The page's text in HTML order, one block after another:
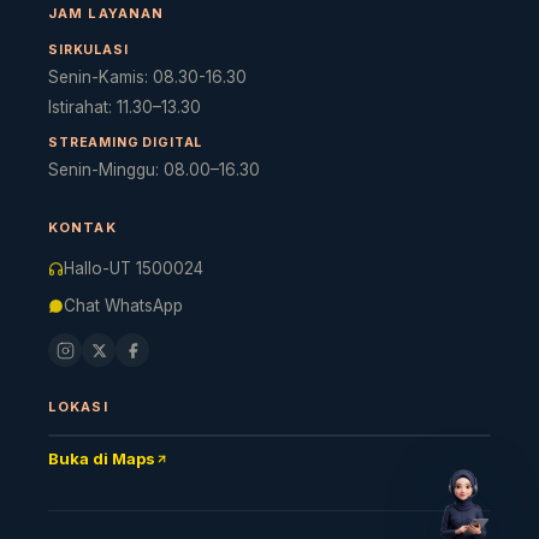
JAM LAYANAN
SIRKULASI
Senin-Kamis: 08.30-16.30
Istirahat: 11.30–13.30
STREAMING DIGITAL
Senin-Minggu: 08.00–16.30
KONTAK
Hallo-UT 1500024
Chat WhatsApp
LOKASI
Buka di Maps
Cara akses e-resources